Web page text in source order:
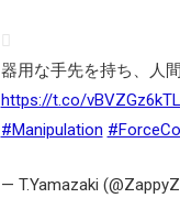
器用な手先を持ち、人
https://t.co/vBVZGz6kTL
#Manipulation
— T.Yamazaki